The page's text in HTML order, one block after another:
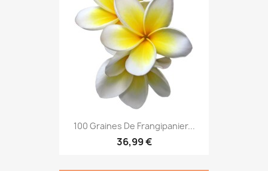
100 Graines De Frangipanier...
36,99 €